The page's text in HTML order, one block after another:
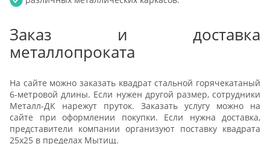
Заказ и доставка
металлопроката
На сайте можно заказать квадрат стальной горячекатаный
6-метровой длины. Если нужен другой размер, сотрудники
Металл-ДК нарежут пруток. Заказать услугу можно на
сайте при оформлении покупки. Если нужна доставка,
представители компании организуют поставку квадрата
25х25 в пределах Мытищ.